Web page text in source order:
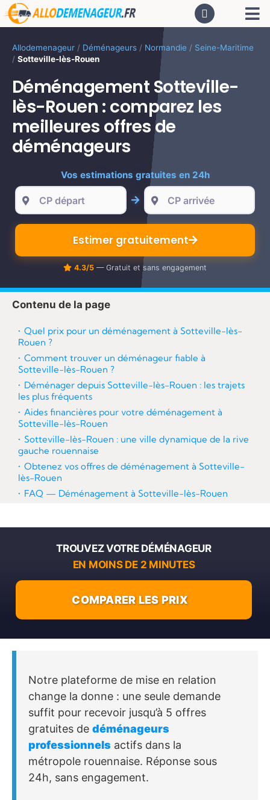
Passer
au
Allodemenageur / Déménageurs / Normandie / Seine-Maritime
/ Sotteville-lès-Rouen
Déménagement Sotteville-
lès-Rouen : comparez les
meilleures offres de
déménageurs
Vos estimations gratuites en 24h
Estimer gratuitement
4.3/5 — Gratuit et sans engagement
Notre plateforme de mise en relation
change la donne : une seule demande
suffit pour recevoir jusqu’à 5 offres
gratuites de déménageurs
professionnels actifs dans la
métropole rouennaise. Réponse sous
24h, sans engagement.
Contenu de la page
Quel prix pour un déménagement à Sotteville-lès-
Rouen ?
Comment trouver un déménageur fiable à
Sotteville-lès-Rouen ?
Déménager depuis Sotteville-lès-Rouen : les trajets
les plus fréquents
Aides financières pour votre déménagement à
Sotteville-lès-Rouen
Sotteville-lès-Rouen : une ville dynamique de la rive
gauche rouennaise
Obtenez vos offres de déménagement à Sotteville-
lès-Rouen
FAQ — Déménagement à Sotteville-lès-Rouen
TROUVEZ VOTRE DÉMÉNAGEUR
EN MOINS DE 2 MINUTES
COMPARER LES PRIX